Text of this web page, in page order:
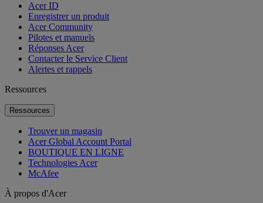
Acer ID
Enregistrer un produit
Acer Community
Pilotes et manuels
Réponses Acer
Contacter le Service Client
Alertes et rappels
Ressources
Ressources
Trouver un magasin
Acer Global Account Portal
BOUTIQUE EN LIGNE
Technologies Acer
McAfee
À propos d'Acer